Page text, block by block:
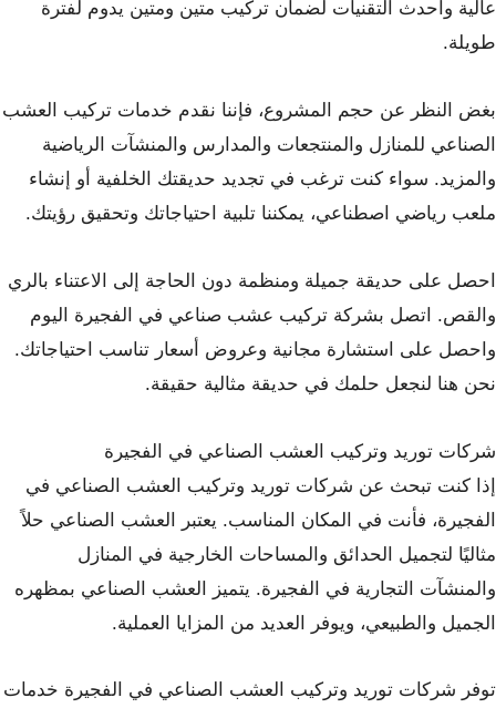
عالية وأحدث التقنيات لضمان تركيب متين ومتين يدوم لفترة
طويلة.
بغض النظر عن حجم المشروع، فإننا نقدم خدمات تركيب العشب
الصناعي للمنازل والمنتجعات والمدارس والمنشآت الرياضية
والمزيد. سواء كنت ترغب في تجديد حديقتك الخلفية أو إنشاء
ملعب رياضي اصطناعي، يمكننا تلبية احتياجاتك وتحقيق رؤيتك.
احصل على حديقة جميلة ومنظمة دون الحاجة إلى الاعتناء بالري
والقص. اتصل بشركة تركيب عشب صناعي في الفجيرة اليوم
واحصل على استشارة مجانية وعروض أسعار تناسب احتياجاتك.
نحن هنا لنجعل حلمك في حديقة مثالية حقيقة.
شركات توريد وتركيب العشب الصناعي في الفجيرة
إذا كنت تبحث عن شركات توريد وتركيب العشب الصناعي في
الفجيرة، فأنت في المكان المناسب. يعتبر العشب الصناعي حلاً
مثاليًا لتجميل الحدائق والمساحات الخارجية في المنازل
والمنشآت التجارية في الفجيرة. يتميز العشب الصناعي بمظهره
الجميل والطبيعي، ويوفر العديد من المزايا العملية.
توفر شركات توريد وتركيب العشب الصناعي في الفجيرة خدمات